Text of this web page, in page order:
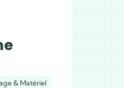
& Matériel